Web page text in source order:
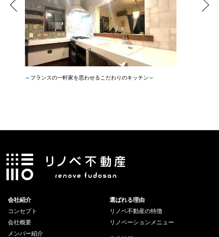
～フランスの一軒家を思わせるこだわりのキッチン～
会社紹介
コンセプト
会社概要
メンバー紹介
選ばれる理由
リノベ不動産の特徴
リノベーションメニュー